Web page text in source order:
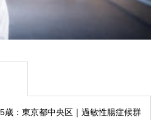
歳：東京都中央区｜過敏性腸症候群